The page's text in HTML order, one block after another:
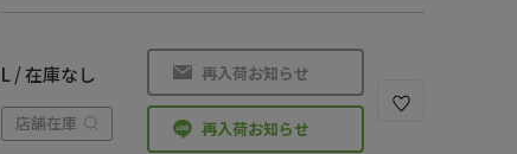
L / 在庫なし
店舗在庫
再入荷お知らせ
再入荷お知らせ